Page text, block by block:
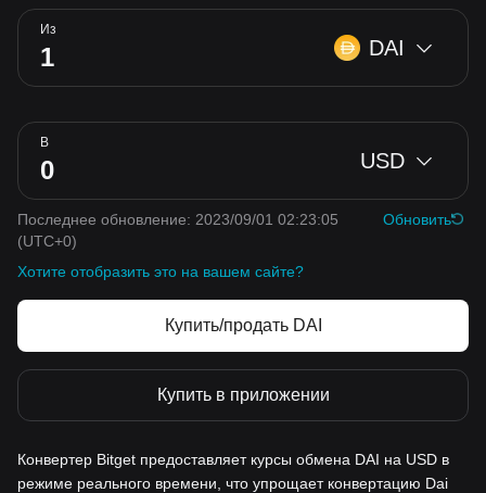
Из
DAI
В
USD
Последнее обновление: 2023/09/01 02:23:05
(UTC+0)
Обновить
Хотите отобразить это на вашем сайте?
Купить/продать DAI
Купить в приложении
Конвертер Bitget предоставляет курсы обмена DAI на USD в
режиме реального времени, что упрощает конвертацию Dai